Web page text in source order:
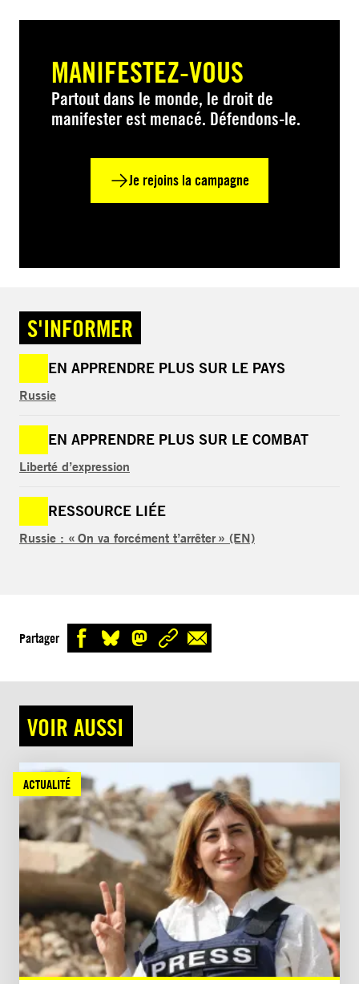
MANIFESTEZ-VOUS
Partout dans le monde, le droit de
manifester est menacé. Défendons-le.
Je rejoins la campagne
S'INFORMER
EN APPRENDRE PLUS SUR LE PAYS
Russie
EN APPRENDRE PLUS SUR LE COMBAT
Liberté d’expression
RESSOURCE LIÉE
Russie : « On va forcément t’arrêter » (EN)
Partager
VOIR AUSSI
ACTUALITÉ